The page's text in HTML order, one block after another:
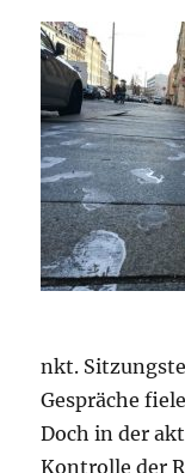
nkt.
Gespräche
Doch in der
Kontrolle der